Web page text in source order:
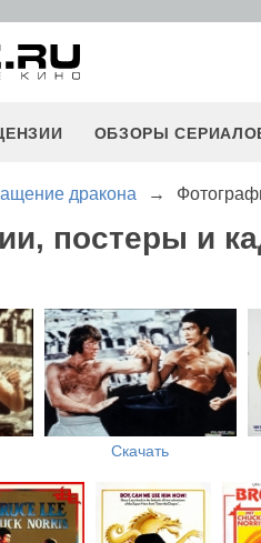
ОБЗОРЫ
дракона →
постеры и
Скачать